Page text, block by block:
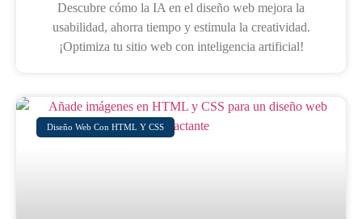
Descubre cómo la IA en el diseño web mejora la
usabilidad, ahorra tiempo y estimula la creatividad.
¡Optimiza tu sitio web con inteligencia artificial!
Diseño Web Con HTML Y CSS